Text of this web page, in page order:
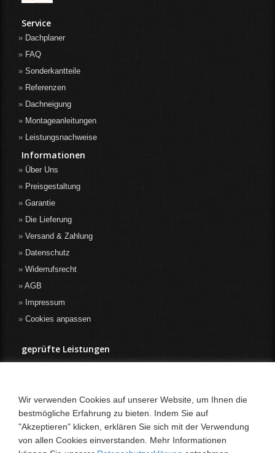
Service
Dachplaner
FAQ
Sonderkantteile
Referenzen
Dachneigung
Montageanleitungen
Leistungsnachweise
Informationen
Über Uns
Preisgestaltung
Garantie
Die Lieferung
Versand & Zahlung
Datenschutz
Widerrufsrecht
AGB
Impressum
Cookies anpassen
geprüfte Leistungen
Wir verwenden Cookies auf unserer Website, um Ihnen die
bestmögliche Erfahrung zu bieten. Indem Sie auf
"Akzeptieren" klicken, erklären Sie sich mit der Verwendung
von allen Cookies einverstanden. Mehr Informationen